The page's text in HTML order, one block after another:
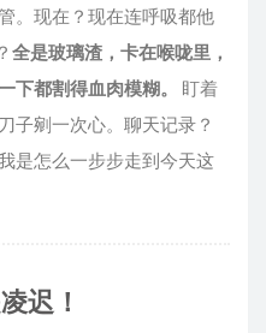
。现在？现在连呼吸都他
全是玻璃渣，卡在喉咙里，
下都割得血肉模糊。
盯着
子剜一次心。聊天记录？
是怎么一步步走到今天这
迟！